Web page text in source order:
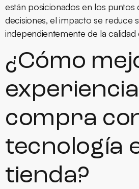
están posicionados en los
decisiones, el impacto se reduce
independientemente de la calidad
¿Cómo
compra
tecnología
tienda?